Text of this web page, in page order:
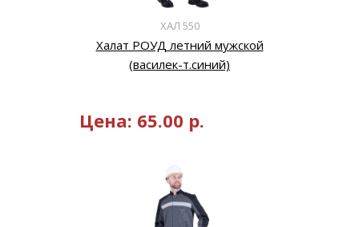
ХАЛ 550
Халат РОУД летний мужской
(василек-т.синий)
Цена: 65.00 р.